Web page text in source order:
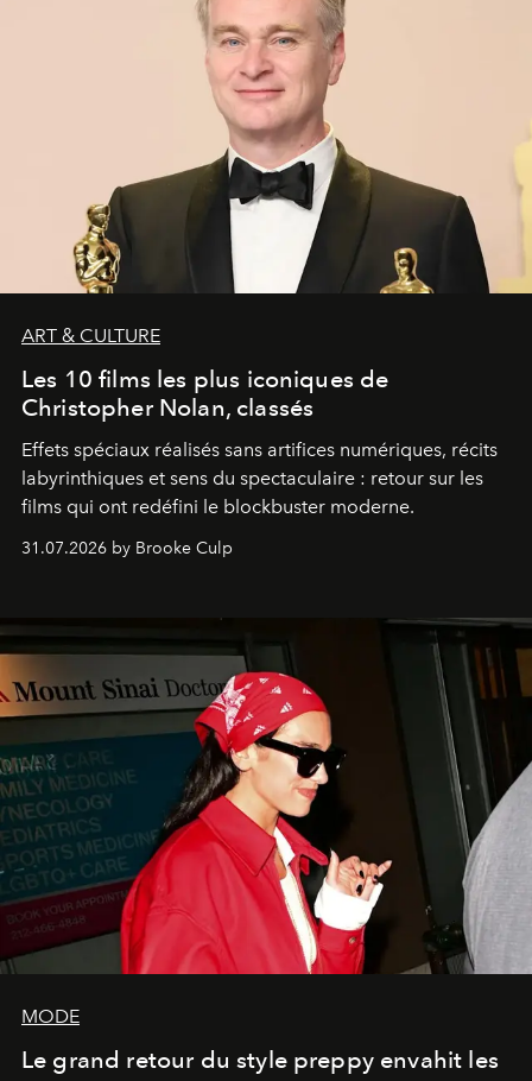
ART & CULTURE
Les 10 films les plus iconiques de
Christopher Nolan, classés
Effets spéciaux réalisés sans artifices numériques, récits
labyrinthiques et sens du spectaculaire : retour sur les
films qui ont redéfini le blockbuster moderne.
31.07.2026 by Brooke Culp
MODE
Le grand retour du style preppy envahit les